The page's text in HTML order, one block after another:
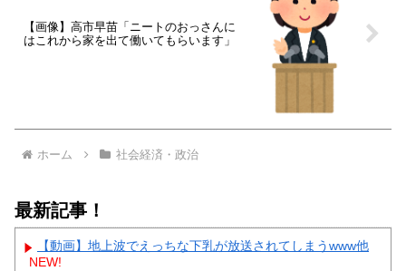
【画像】高市早苗「ニートのおっさんに
はこれから家を出て働いてもらいます」
ホーム 社会経済・政治
最新記事！
【動画】地上波でえっちな下乳が放送されてしまうwww他
NEW!